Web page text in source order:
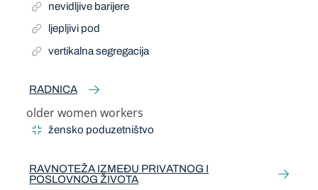
nevidljive barijere
ljepljivi pod
vertikalna segregacija
RADNICA
older women workers
Narrow Termžensko poduzetništvo
RAVNOTEŽA IZMEĐU PRIVATNOG I
POSLOVNOG ŽIVOTA